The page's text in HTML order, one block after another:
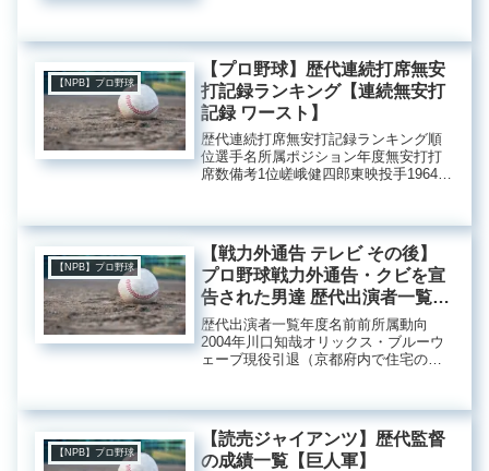
フトバンクホークスパ・リーグ1965年4
位15連勝読...
【NPB】プロ野球
【プロ野球】歴代連続打席無安
打記録ランキング【連続無安打
記録 ワースト】
歴代連続打席無安打記録ランキング順
位選手名所属ポジション年度無安打打
席数備考1位嵯峨健四郎東映投手1964年
年84打席セ・リーグワースト記録3位嵯
峨健四郎東映...
【NPB】プロ野球
【戦力外通告 テレビ その後】
プロ野球戦力外通告・クビを宣
告された男達 歴代出演者一覧
【福井優也・海田智行】
歴代出演者一覧年度名前前所属動向
2004年川口知哉オリックス・ブルーウ
ェーブ現役引退（京都府内で住宅の外
イアンツ東北楽天ゴールデンイーグル
ス（2006年引退） 福井敬治読売...
【NPB】プロ野球
【読売ジャイアンツ】歴代監督
の成績一覧【巨人軍】